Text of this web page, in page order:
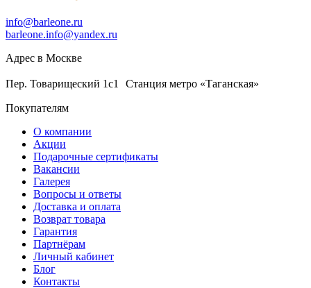
info@barleone.ru
barleone.info@yandex.ru
Адрес в Москве
Пер. Товарищеский 1с1 Станция метро «Таганская»
Покупателям
О компании
Акции
Подарочные сертификаты
Вакансии
Галерея
Вопросы и ответы
Доставка и оплата
Возврат товара
Гарантия
Партнёрам
Личный кабинет
Блог
Контакты